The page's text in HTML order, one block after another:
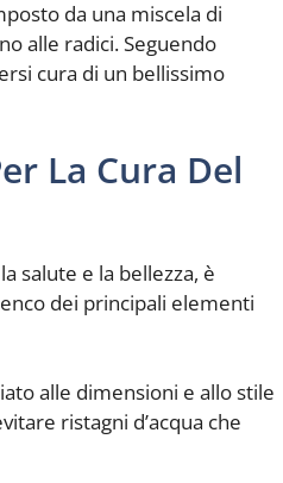
da una miscela di
alle radici. Seguendo
cura di un bellissimo
La Cura Del
salute e la bellezza, è
dei principali elementi
alle dimensioni e allo stile
ristagni d’acqua che